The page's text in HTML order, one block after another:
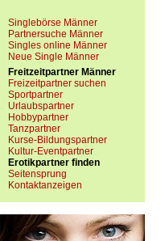
Singlebörse Männer
Partnersuche Männer
Singles online Männer
Neue Single Männer
Freitzeitpartner Männer
Freizeitpartner suchen
Sportpartner
Urlaubspartner
Hobbypartner
Tanzpartner
Kurse-Bildungspartner
Kultur-Eventpartner
Erotikpartner finden
Seitensprung
Kontaktanzeigen